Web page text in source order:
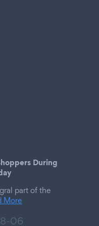
During
part of the
More
06